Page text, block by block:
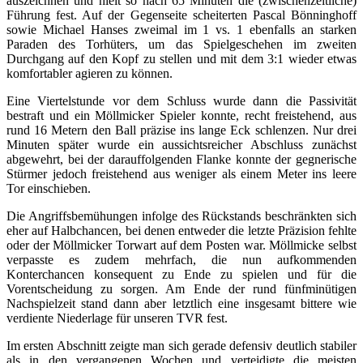
Führung fest. Auf der Gegenseite scheiterten Pascal Bönninghoff
sowie Michael Hanses zweimal im 1 vs. 1 ebenfalls an starken
Paraden des Torhüters, um das Spielgeschehen im zweiten
Durchgang auf den Kopf zu stellen und mit dem 3:1 wieder etwas
komfortabler agieren zu können.
Eine Viertelstunde vor dem Schluss wurde dann die Passivität
bestraft und ein Möllmicker Spieler konnte, recht freistehend, aus
rund 16 Metern den Ball präzise ins lange Eck schlenzen. Nur drei
Minuten später wurde ein aussichtsreicher Abschluss zunächst
abgewehrt, bei der darauffolgenden Flanke konnte der gegnerische
Stürmer jedoch freistehend aus weniger als einem Meter ins leere
Tor einschieben.
Die Angriffsbemühungen infolge des Rückstands beschränkten sich
eher auf Halbchancen, bei denen entweder die letzte Präzision fehlte
oder der Möllmicker Torwart auf dem Posten war. Möllmicke selbst
verpasste es zudem mehrfach, die nun aufkommenden
Konterchancen konsequent zu Ende zu spielen und für die
Vorentscheidung zu sorgen. Am Ende der rund fünfminütigen
Nachspielzeit stand dann aber letztlich eine insgesamt bittere wie
verdiente Niederlage für unseren TVR fest.
Im ersten Abschnitt zeigte man sich gerade defensiv deutlich stabiler